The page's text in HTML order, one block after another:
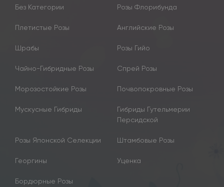
Без Категории Розы Флорибунда
Плетистые Розы Английские Розы
Шрабы Розы Гийо
Чайно-Гибридные Розы Спрей Розы
Морозостойкие Розы Почвопокровные Розы
Мускусные Гибриды
Гибриды Гутельмерии
Персидской
Розы Японской Селекции Штамбовые Розы
Георгины Уценка
Бордюрные Розы